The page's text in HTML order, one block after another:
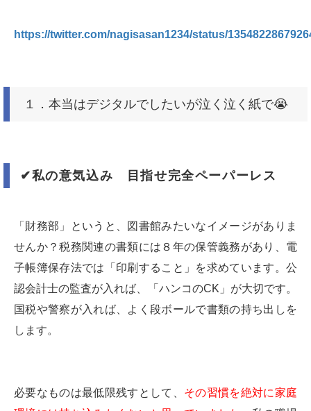
https://twitter.com/nagisasan1234/status/
１．本当はデジタルでしたいが泣く泣く紙で😭
✔︎私の意気込み 目指せ完全ペーパーレス
「財務部」というと、図書館みたいなイメージがありま
せんか？税務関連の書類には８年の保管義務があり、電
子帳簿保存法では「印刷すること」を求めています。公
認会計士の監査が入れば、「ハンコのCK」が大切です。
国税や警察が入れば、よく段ボールで書類の持ち出しを
します。
必要なものは最低限残すとして、 その習慣を絶対に家庭